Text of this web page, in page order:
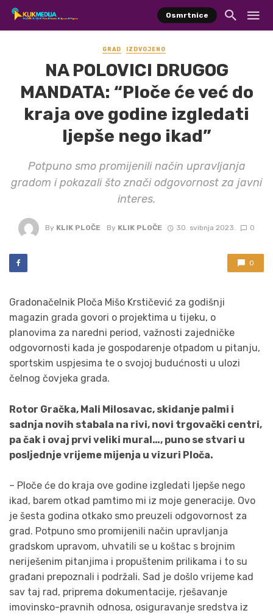
Osmrtnice
GRAD IZDVOJENO
NA POLOVICI DRUGOG
MANDATA: “Ploče će već do
kraja ove godine izgledati
ljepše nego ikad”
Potpuno smo promijenili način upravljanja
gradom i pokazali što znači odgovornost za javni
interes.
By KLIK PLOČE By KLIK PLOČE 30. svibnja 2023. 0
0
Gradonačelnik Ploča Mišo Krstičević za godišnji
magazin grada govori o projektima u tijeku, o
planovima za naredni period, važnosti zajedničke
odgovornosti kada je gospodarenje otpadom u pitanju,
sportskim uspjesima te o svojoj budućnosti u ulozi
čelnog čovjeka grada.
Rotor Gračka, Mali Milosavac, skidanje palmi i
sadnja novih stabala na rivi, novi trgovački centri,
pa čak i ovaj prvi veliki mural…, puno se stvari u
posljednje vrijeme mijenja u vizuri Ploča.
– Ploče će do kraja ove godine izgledati ljepše nego
ikad, barem otkad pamtimo mi iz moje generacije. Ovo
je šesta godina otkako smo preuzeli odgovornost za
grad. Potpuno smo promijenili način upravljanja
gradskom upravom, uhvatili se u koštac s brojnim
neriješenim pitanjima i propuštenim prilikama i to su
građani prepoznali i podržali. Sad je došlo vrijeme kad
sav taj rad, priprema dokumentacije, rješavanje
imovinsko-pravnih odnosa, osiguravanje sredstva iz